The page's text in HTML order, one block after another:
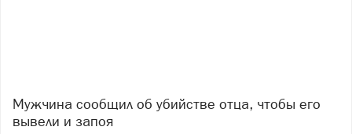
Мужчина сообщил об убийстве отца, чтобы его
вывели и запоя